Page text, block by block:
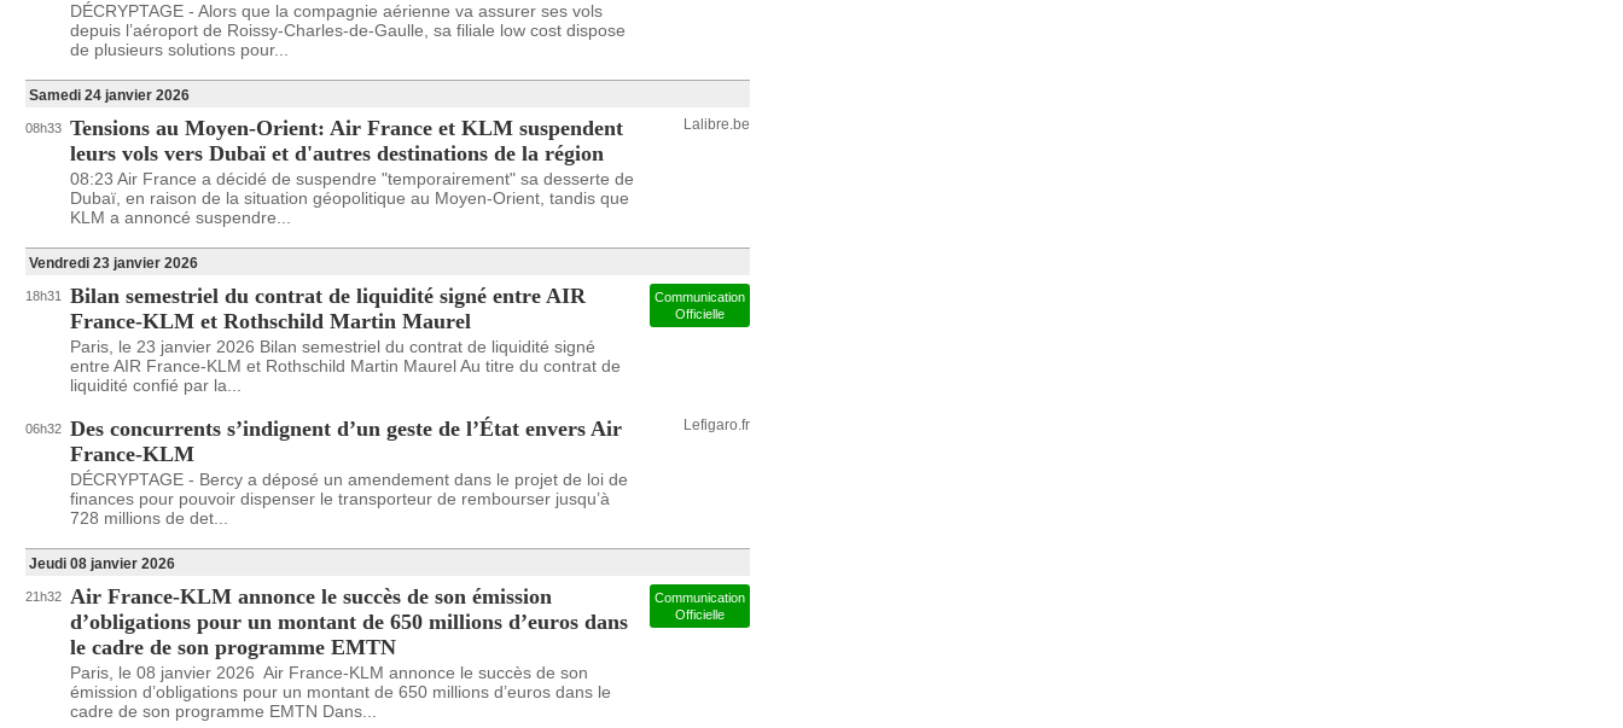
DÉCRYPTAGE - Alors que la compagnie aérienne va assurer ses vols
depuis l’aéroport de Roissy-Charles-de-Gaulle, sa filiale low cost dispose
de plusieurs solutions pour...
Samedi 24 janvier 2026
08h33 Tensions au Moyen-Orient: Air France et KLM suspendent
leurs vols vers Dubaï et d'autres destinations de la région
08:23 Air France a décidé de suspendre "temporairement" sa desserte de
Dubaï, en raison de la situation géopolitique au Moyen-Orient, tandis que
KLM a annoncé suspendre...
Lalibre.be
Vendredi 23 janvier 2026
18h31
Bilan semestriel du contrat de liquidité signé entre AIR
France-KLM et Rothschild Martin Maurel
Paris, le 23 janvier 2026 Bilan semestriel du contrat de liquidité signé
entre AIR France-KLM et Rothschild Martin Maurel Au titre du contrat de
liquidité confié par la...
Communication
Officielle
06h32 Des concurrents s’indignent d’un geste de l’État envers Air
France-KLM
DÉCRYPTAGE - Bercy a déposé un amendement dans le projet de loi de
finances pour pouvoir dispenser le transporteur de rembourser jusqu’à
728 millions de det...
Lefigaro.fr
Jeudi 08 janvier 2026
21h32 Air France-KLM annonce le succès de son émission
d’obligations pour un montant de 650 millions d’euros dans
le cadre de son programme EMTN
Paris, le 08 janvier 2026 Air France-KLM annonce le succès de son
émission d’obligations pour un montant de 650 millions d’euros dans le
cadre de son programme EMTN Dans...
Communication
Officielle